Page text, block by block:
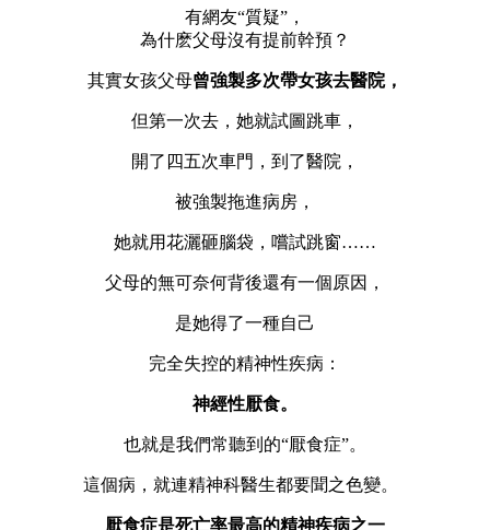
有網友“質疑”，
為什麽父母沒有提前幹預？
其實女孩父母曾強製多次帶女孩去醫院，
但第一次去，她就試圖跳車，
開了四五次車門，到了醫院，
被強製拖進病房，
她就用花灑砸腦袋，嚐試跳窗……
父母的無可奈何背後還有一個原因，
是她得了一種自己
完全失控的精神性疾病：
神經性厭食。
也就是我們常聽到的“厭食症”。
這個病，就連精神科醫生都要聞之色變。
厭食症是死亡率最高的精神疾病之一